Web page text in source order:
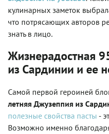
кулинарных заметок
что потрясающих авторов
знать в лицо.
Жизнерадостная
из Сардинии и ее
Самой первой героиней
летняя Джузеппия из
полезные свойства пасты -
Возможно именно